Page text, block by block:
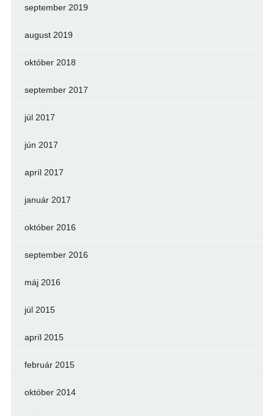
september 2019
august 2019
október 2018
september 2017
júl 2017
jún 2017
apríl 2017
január 2017
október 2016
september 2016
máj 2016
júl 2015
apríl 2015
február 2015
október 2014